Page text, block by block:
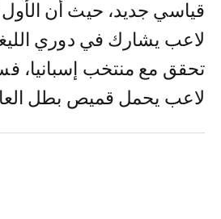
قياسي جديد، حيث أن
لاعب يشارك في دوري
تحقق مع منتخب إسبانيا،
لاعب يحمل قميص بطل العالم